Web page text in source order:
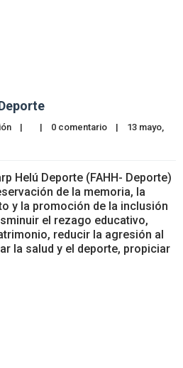
| | 0 comentario |
13 mayo,
Helú Deporte (FAHH- Deporte)
de la memoria, la
y la promoción de la inclusión
el rezago educativo,
reducir la agresión al
la salud y el deporte, propiciar